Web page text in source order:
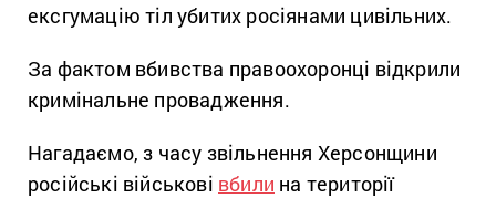
ексгумацію тіл убитих росіянами цивільних.
За фактом вбивства правоохоронці відкрили
кримінальне провадження.
Нагадаємо, з часу звільнення Херсонщини
російські військові вбили на території